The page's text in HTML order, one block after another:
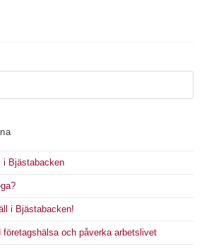
i Bjästabacken
i Bjästabacken!
företagshälsa och påverka arbetslivet